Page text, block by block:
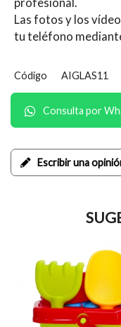
profesional.
Las fotos y los
tu teléfono
Código AIGLAS11
Consulta por
Escribir una